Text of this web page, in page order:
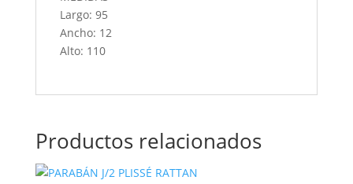
Largo: 95
Ancho: 12
Alto: 110
Productos relacionados